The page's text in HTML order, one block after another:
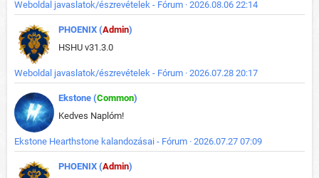
Weboldal javaslatok/észrevételek - Fórum · 2026.08.06 22:14
PHOENIX (Admin)
HSHU v31.3.0
Weboldal javaslatok/észrevételek - Fórum · 2026.07.28 20:17
Ekstone (Common)
Kedves Naplóm!
Ekstone Hearthstone kalandozásai - Fórum · 2026.07.27 07:09
PHOENIX (Admin)